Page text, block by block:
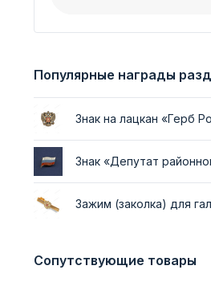
Популярные награды
Знак на лацкан «Герб
Знак «Депутат
Зажим (заколка) для
Сопутствующие товары